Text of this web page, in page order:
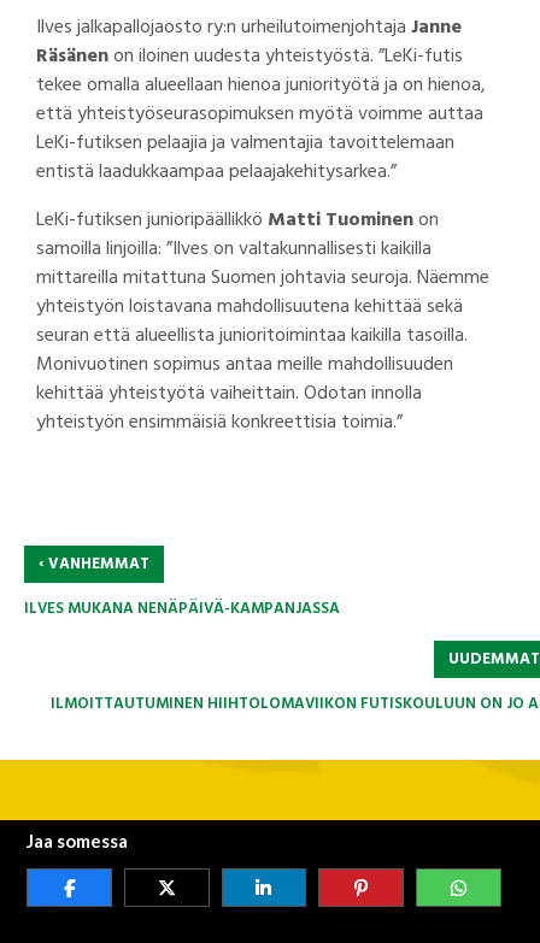
Ilves jalkapallojaosto ry:n urheilutoimenjohtajaJanne
Räsänenon iloinen uudesta yhteistyöstä. ”LeKi-futis
tekee omalla alueellaan hienoa juniorityötä ja on hienoa,
että yhteistyöseurasopimuksen myötä voimme auttaa
LeKi-futiksen pelaajia ja valmentajia tavoittelemaan
entistä laadukkaampaa pelaajakehitysarkea.”
LeKi-futiksen junioripäällikkö Matti Tuominenon
samoilla linjoilla: ”Ilves on valtakunnallisesti kaikilla
mittareilla mitattuna Suomen johtavia seuroja. Näemme
yhteistyön loistavana mahdollisuutena kehittää sekä
seuran että alueellista junioritoimintaa kaikilla tasoilla.
Monivuotinen sopimus antaa meille mahdollisuuden
kehittää yhteistyötä vaiheittain. Odotan innolla
yhteistyön ensimmäisiä konkreettisia toimia.”
‹VANHEMMAT
ILVES MUKANA NENÄPÄIVÄ-KAMPANJASSA
ILMOITTAUTUMINEN HIIHTOLOMAVIIKON FUTISKOULUUN ON JO
Jaa somessa